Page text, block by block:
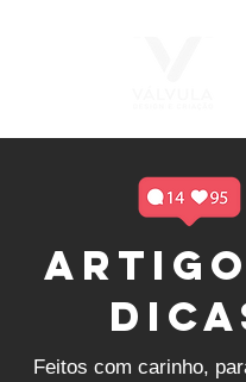
Feitos com carinho,